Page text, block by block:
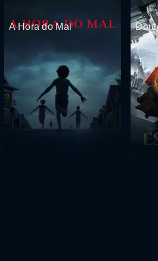
A Hora do Mal